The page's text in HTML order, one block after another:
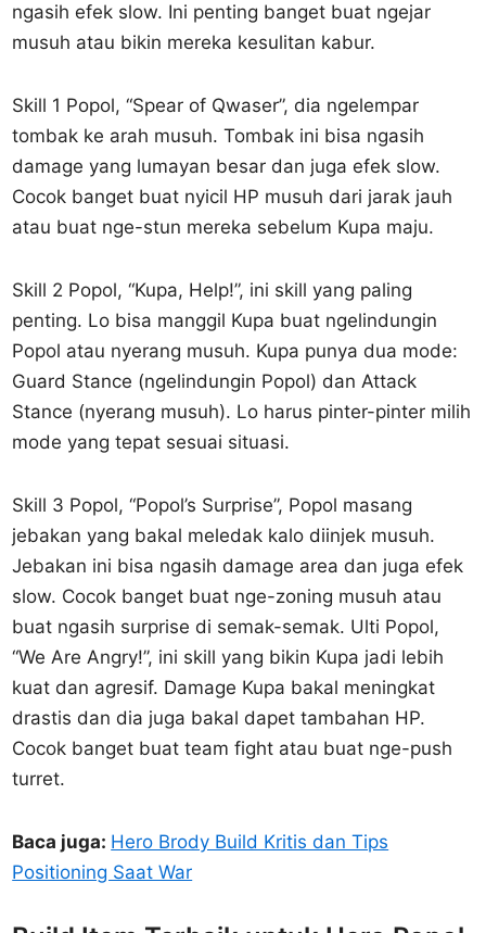
ngasih efek slow. Ini penting banget buat ngejar
musuh atau bikin mereka kesulitan kabur.
Skill 1 Popol, “Spear of Qwaser”, dia ngelempar
tombak ke arah musuh. Tombak ini bisa ngasih
damage yang lumayan besar dan juga efek slow.
Cocok banget buat nyicil HP musuh dari jarak jauh
atau buat nge-stun mereka sebelum Kupa maju.
Skill 2 Popol, “Kupa, Help!”, ini skill yang paling
penting. Lo bisa manggil Kupa buat ngelindungin
Popol atau nyerang musuh. Kupa punya dua mode:
Guard Stance (ngelindungin Popol) dan Attack
Stance (nyerang musuh). Lo harus pinter-pinter milih
mode yang tepat sesuai situasi.
Skill 3 Popol, “Popol’s Surprise”, Popol masang
jebakan yang bakal meledak kalo diinjek musuh.
Jebakan ini bisa ngasih damage area dan juga efek
slow. Cocok banget buat nge-zoning musuh atau
buat ngasih surprise di semak-semak. Ulti Popol,
“We Are Angry!”, ini skill yang bikin Kupa jadi lebih
kuat dan agresif. Damage Kupa bakal meningkat
drastis dan dia juga bakal dapet tambahan HP.
Cocok banget buat team fight atau buat nge-push
turret.
Baca juga: Hero Brody Build Kritis dan Tips
Positioning Saat War